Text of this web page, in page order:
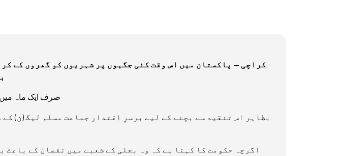
کراچی — پاکستان میں اس وقت کئی جگہوں پر شہریوں کو گھروں کے
صرف ایک ماہ میں بجلی کی
بظاہر اس تنقید سے بچنے کے لیے برسرِ اقتدار جماعت مسلم لیگ (ن)
اگرچہ حکومت کا کہنا ہے کہ وہ بجلی کے شعبے میں نقصان کے